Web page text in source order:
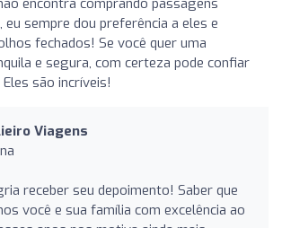
eu sempre dou preferência a eles e
fechados! Se você quer uma
e segura, com certeza pode confiar
são incríveis!
Viagens
receber seu depoimento! Saber que
você e sua família com excelência ao